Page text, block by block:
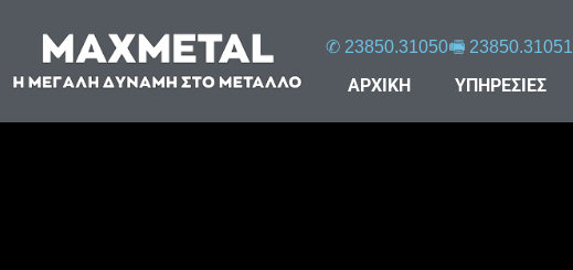
✆ 23850.31050🖷 23850.31051
ΑΡΧΙΚΗ ΥΠΗΡΕΣΙΕΣ